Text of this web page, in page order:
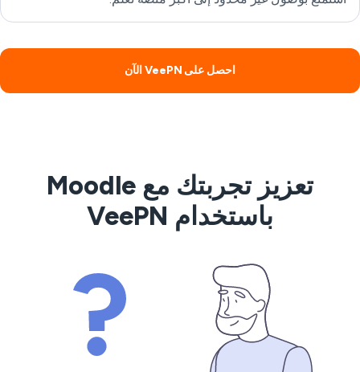
احصل على VeePN الآن
تعزيز تجربتك مع Moodle
باستخدام VeePN